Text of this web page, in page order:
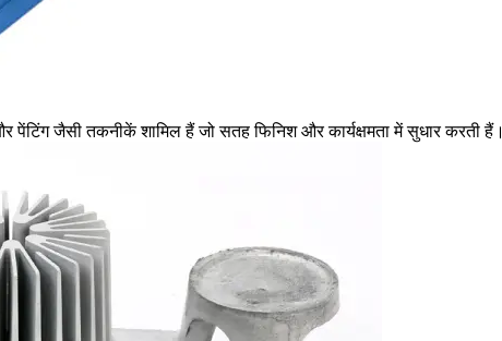
पेंटिंग जैसी तकनीकें शामिल हैं जो सतह फिनिश और कार्यक्षमता में सुधार करती हैं।